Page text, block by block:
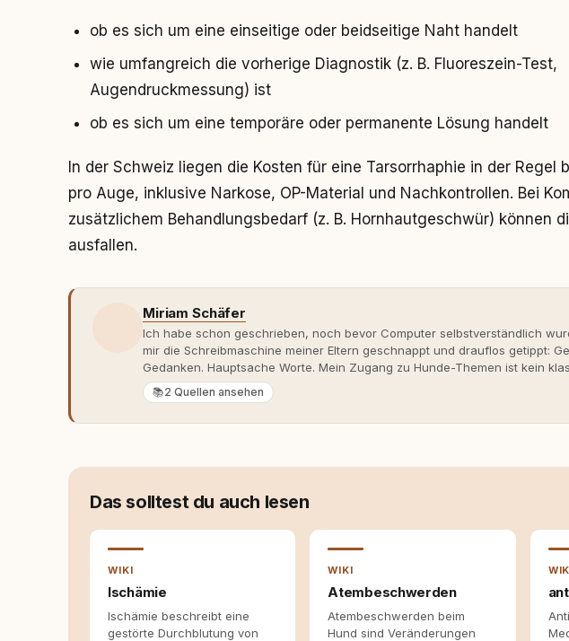
ob es sich um eine einseitige oder beidseitige Naht handelt
wie umfangreich die vorherige Diagnostik (z. B. Fluoreszein-Test,
Augendruckmessung) ist
ob es sich um eine temporäre oder permanente Lösung handelt
In der Schweiz liegen die Kosten für eine Tarsorrhaphie in der Regel
pro Auge, inklusive Narkose, OP-Material und Nachkontrollen. Bei
zusätzlichem Behandlungsbedarf (z. B. Hornhautgeschwür) können
ausfallen.
Miriam Schäfer
Ich habe schon geschrieben, noch bevor Computer selbstverständlich
mir die Schreibmaschine meiner Eltern geschnappt und drauflos getippt:
Gedanken. Hauptsache Worte. Mein Zugang zu Hunde-Themen ist kein
eher skeptisch, geprägt von weniger guten Erfahrungen. Umso mehr hat
dank Roger - erlebt habe, wie verantwortungsvoll und bewusst gute
betreue die Social-Media-Kanäle. Mein Blick richtet sich dabei immer auf
dass sie verständlich, fundiert und für unsere Leser wirklich hilfreich sind?
Bereitschaft zum Hinterfragen zusammenkommen. Mit meinen Texten
📚2 Quellen ansehen
Das solltest du auch lesen
WIKI
Ischämie
Ischämie beschreibt eine
gestörte Durchblutung von
WIKI
Atembeschwerden
Atembeschwerden beim
Hund sind Veränderungen